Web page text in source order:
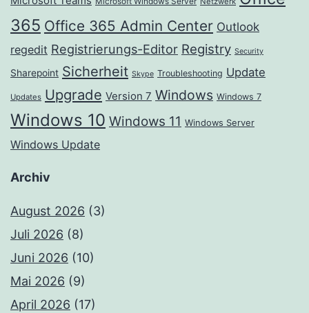
365 Office 365 Admin Center Outlook
regedit Registrierungs-Editor Registry Security
Sharepoint Sicherheit Skype Troubleshooting Update
Updates Upgrade Version 7 Windows Windows 7
Windows 10 Windows 11 Windows Server
Windows Update
Archiv
August 2026 (3)
Juli 2026 (8)
Juni 2026 (10)
Mai 2026 (9)
April 2026 (17)